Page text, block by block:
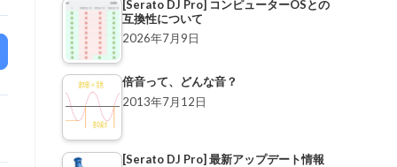
[Serato DJ Pro] コンピューターOSとの
互換性について
2026年7月9日
倍音って、どんな音？
2013年7月12日
[Serato DJ Pro] 最新アップデート情報